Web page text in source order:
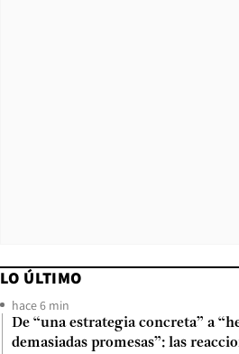
LO ÚLTIMO
hace 6 min
De “una estrategia concreta” a
demasiadas promesas”: las